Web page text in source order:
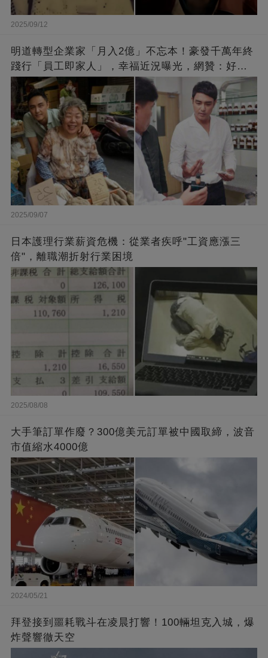
2025/09/12
明道轉型企業家「月入2億」不忘本！豪發千萬年終
踐行「員工即家人」，幸福近況曝光，網贊：好老
闆的福報
2025/09/07
日本護理行業薪資危機：從業者疾呼"工資應漲三
倍"，離職潮折射行業困境
2025/08/08
大手筆訂單作廢？300億美元訂單被中國取締，波音
市值縮水4000億
2024/05/21
拜登接到噩耗戰斗在凌晨打響！100輛坦克入城，爆
炸聲響徹天空